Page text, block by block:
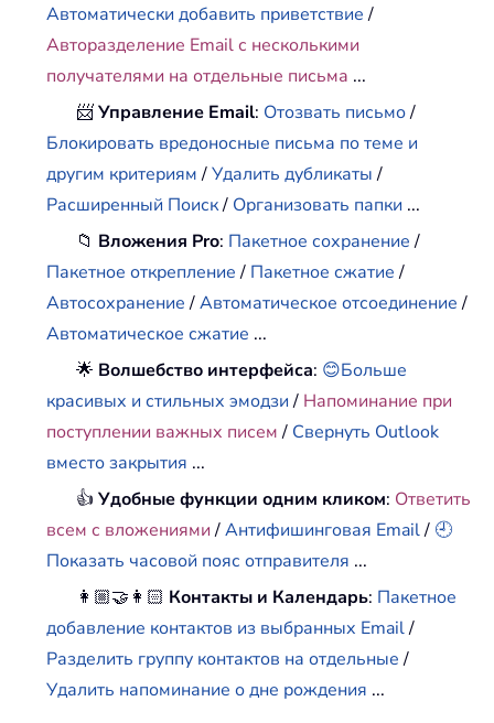
Автоматически добавить приветствие/
Авторазделение Email с несколькими
получателями на отдельные письма ...
📨Управление Email: Отозвать письмо/
Блокировать вредоносные письма по теме и
другим критериям/Удалить дубликаты/
Расширенный Поиск/ Организовать папки ...
📁 Вложения Pro: Пакетное сохранение/
Пакетное открепление/ Пакетное сжатие/
Автосохранение/Автоматическое отсоединение/
Автоматическое сжатие ...
🌟 Волшебство интерфейса: 😊Больше
красивых и стильных эмодзи/ Напоминание при
поступлении важных писем/ Свернуть Outlook
вместо закрытия ...
👍Удобные функции одним кликом: Ответить
всем с вложениями /Антифишинговая Email/ 🕘
Показать часовой пояс отправителя ...
👩🏼‍🤝‍👩🏻 Контакты и Календарь: Пакетное
добавление контактов из выбранных Email/
Разделить группу контактов на отдельные/
Удалить напоминание о дне рождения ...